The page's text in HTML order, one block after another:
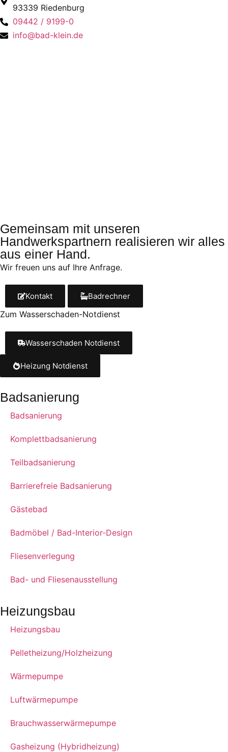
93339 Riedenburg
09442 / 9199-0
info@bad-klein.de
Gemeinsam mit un­se­ren
Handwerkspartnern re­a­li­sie­ren wir alles
aus einer Hand.
Wir freu­en uns auf Ihre Anfrage.
Kontakt Badrechner
Zum Wasserschaden-Notdienst
Wasserschaden Notdienst
Heizung Notdienst
Badsanierung
Badsanierung
Komplettbadsanierung
Teilbadsanierung
Barrierefreie Badsanierung
Gästebad
Badmöbel / Bad-Interior-Design
Fliesenverlegung
Bad- und Fliesenausstellung
Heizungsbau
Heizungsbau
Pelletheizung/Holzheizung
Wärmepumpe
Luftwärmepumpe
Brauchwasserwärmepumpe
Gasheizung (Hybridheizung)